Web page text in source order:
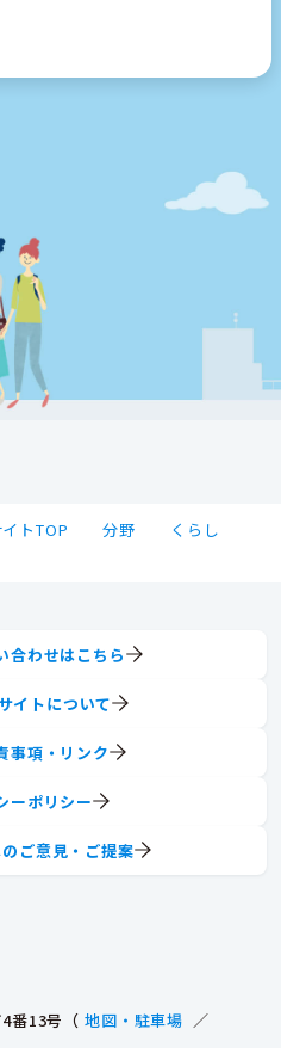
トTOP 分野
くらし
番13号（ 地図・駐車場 ／
合わせはこちら
イトについて
事項・リンク
ーポリシー
ご意見・ご提案